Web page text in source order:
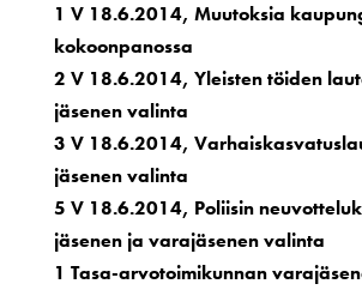
1 V 18.6.2014, Muutoksia
kokoonpanossa
2 V 18.6.2014, Yleisten töiden
jäsenen valinta
3 V 18.6.2014,
jäsenen valinta
5 V 18.6.2014, Poliisin
jäsenen ja varajäsenen valinta
1 Tasa-arvotoimikunnan